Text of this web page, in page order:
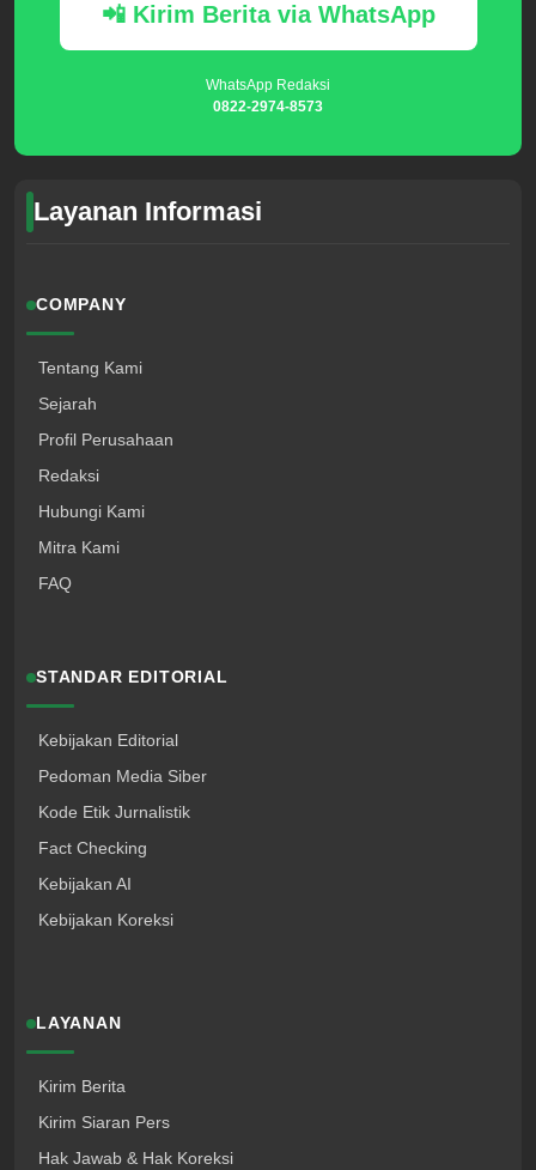
📲 Kirim Berita via WhatsApp
WhatsApp Redaksi
0822-2974-8573
Layanan Informasi
COMPANY
Tentang Kami
Sejarah
Profil Perusahaan
Redaksi
Hubungi Kami
Mitra Kami
FAQ
STANDAR EDITORIAL
Kebijakan Editorial
Pedoman Media Siber
Kode Etik Jurnalistik
Fact Checking
Kebijakan AI
Kebijakan Koreksi
LAYANAN
Kirim Berita
Kirim Siaran Pers
Hak Jawab & Hak Koreksi